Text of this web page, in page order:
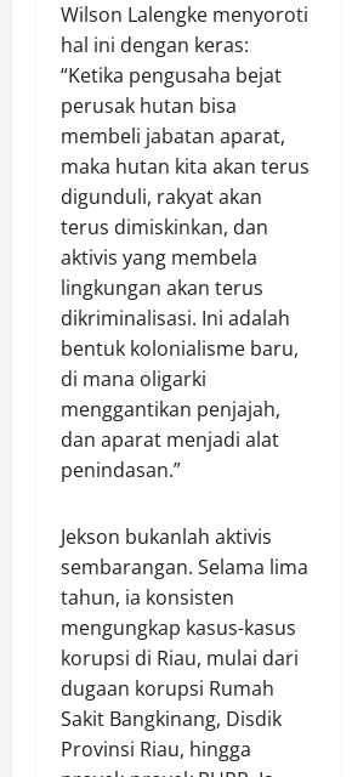
Wilson Lalengke menyoroti
hal ini dengan keras:
“Ketika pengusaha bejat
perusak hutan bisa
membeli jabatan aparat,
maka hutan kita akan terus
digunduli, rakyat akan
terus dimiskinkan, dan
aktivis yang membela
lingkungan akan terus
dikriminalisasi. Ini adalah
bentuk kolonialisme baru,
di mana oligarki
menggantikan penjajah,
dan aparat menjadi alat
penindasan.”
Jekson bukanlah aktivis
sembarangan. Selama lima
tahun, ia konsisten
mengungkap kasus-kasus
korupsi di Riau, mulai dari
dugaan korupsi Rumah
Sakit Bangkinang, Disdik
Provinsi Riau, hingga